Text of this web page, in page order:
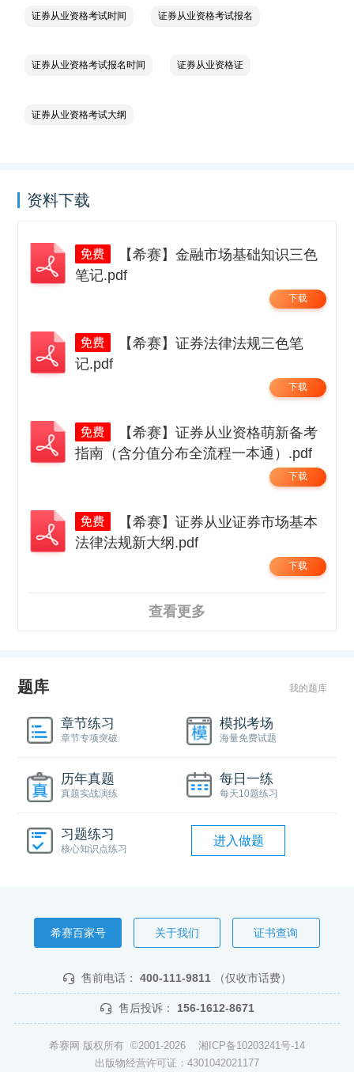
证券从业资格考试时间 证券从业资格考试报名
证券从业资格考试报名时间 证券从业资格证
证券从业资格考试大纲
资料下载
笔记.pdf
下载
记.pdf
下载
指南（含分值分布全流程一本通）.pdf
下载
法律法规新大纲.pdf
下载
查看更多
题库 我的题库
章节练习
章节专项突破
模拟考场
海量免费试题
历年真题
真题实战演练
每日一练
每天10题练习
习题练习
核心知识点练习
进入做题
希赛百家号 关于我们 证书查询
售前电话： 400-111-9811 （仅收市话费）
售后投诉： 156-1612-8671
希赛网 版权所有 ©2001-2026 湘ICP备10203241号-14
出版物经营许可证：4301042021177